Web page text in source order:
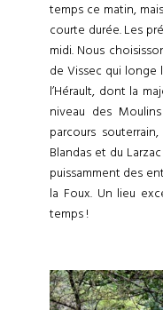
temps ce matin,
courte durée. Les
midi. Nous
de Vissec qui longe
l’Hérault, dont la
niveau des
parcours
Blandas et du
puissamment des
la Foux. Un lieu
temps !